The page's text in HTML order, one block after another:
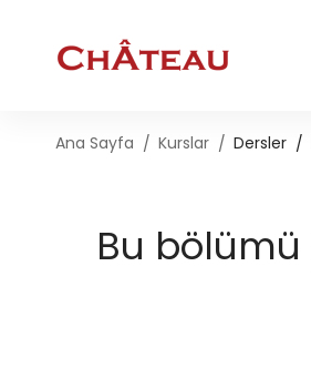
Ana Sayfa Kurslar Dersler
Bu